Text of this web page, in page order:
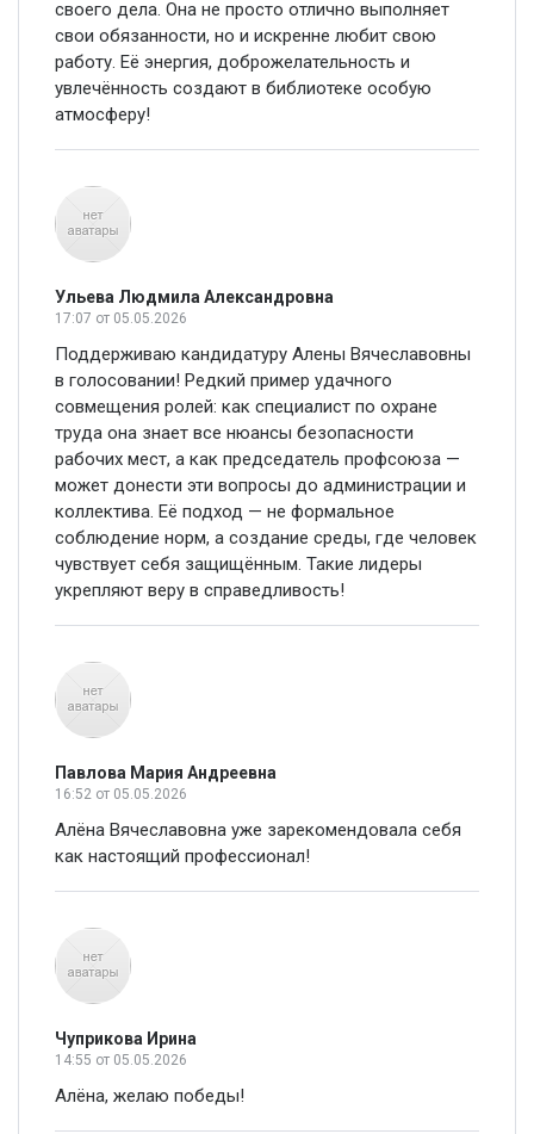
своего дела. Она не просто отлично выполняет
свои обязанности, но и искренне любит свою
работу. Её энергия, доброжелательность и
увлечённость создают в библиотеке особую
атмосферу!
Ульева Людмила Александровна
17:07 от 05.05.2026
Поддерживаю кандидатуру Алены Вячеславовны
в голосовании! Редкий пример удачного
совмещения ролей: как специалист по охране
труда она знает все нюансы безопасности
рабочих мест, а как председатель профсоюза —
может донести эти вопросы до администрации и
коллектива. Её подход — не формальное
соблюдение норм, а создание среды, где человек
чувствует себя защищённым. Такие лидеры
укрепляют веру в справедливость!
Павлова Мария Андреевна
16:52 от 05.05.2026
Алёна Вячеславовна уже зарекомендовала себя
как настоящий профессионал!
Чуприкова Ирина
14:55 от 05.05.2026
Алёна, желаю победы!